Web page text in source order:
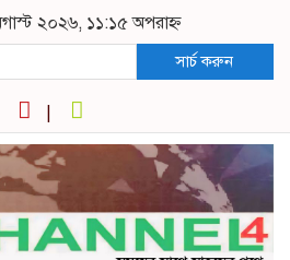
২০২৬, ১১:১৫ অপরাহ্ন
সার্চ করুন